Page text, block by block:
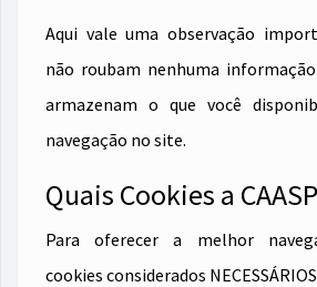
Aqui vale uma observação
não roubam nenhuma
armazenam o que você
navegação no site.
Quais Cookies a
Para oferecer a melhor
cookies considerados